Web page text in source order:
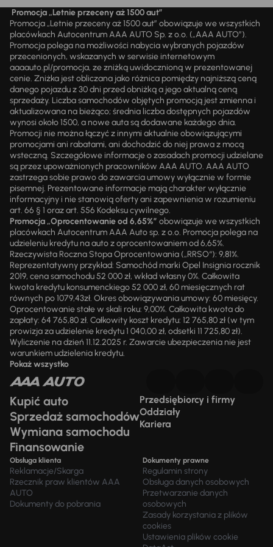
Promocja „Letnie przeceny aż 1500 aut”
Promocja „Letnie przeceny aż 1500 aut” obowiązuje we wszystkich
placówkach Autocentrum AAA AUTO Sp. z o.o. („AAA AUTO”).
Promocja polega na możliwości nabycia wybranych pojazdów
przecenionych, wskazanych w serwisie internetowym
aaaauto.pl/promocja, ze zniżką uwidocznioną w prezentowanej
cenie. Zniżka jest obliczana jako różnica pomiędzy najniższą ceną
danego pojazdu z 30 dni przed obniżką a jego aktualną ceną
sprzedaży. Liczba samochodów objętych promocją jest zmienna i
aktualizowana na bieżąco; średnia liczba dostępnych pojazdów
wynosi około 1500, a nowe auta są dodawane każdego dnia.
Promocji nie można łączyć z innymi aktualnie obowiązującymi
promocjami ani rabatami, ani dochodzić do niej prawa z mocą
wsteczną. Szczegółowe informacje o zasadach promocji udzielane
są przez upoważnionych pracowników AAA AUTO. AAA AUTO
zastrzega sobie prawo do zawarcia umowy wyłącznie w formie
pisemnej. Prezentowane informacje mają charakter wyłącznie
informacyjny i nie stanowią oferty ani zapewnienia w rozumieniu
art. 66 § 1 oraz art. 556 Kodeksu cywilnego.
Promocja „Oprocentowanie od 6,65%” obowiązuje we wszystkich
placówkach Autocentrum AAA Auto sp. z o.o. Promocja polega na
udzieleniu kredytu na auto z oprocentowaniem od 6,65%.
Rzeczywista Roczna Stopa Oprocentowania („RRSO“): 9,81%.
Reprezentatywny przykład: Samochód marki Opel Insignia rocznik
2019, cena samochodu 52 000 zł, wkład własny 0%. Całkowita
kwota kredytu konsumenckiego 52 000 zł, 60 miesięcznych rat
równych po 1079,43zł. Okres obowiązywania umowy: 60 miesięcy.
Oprocentowanie stałe w skali roku: 9,00%. Całkowita kwota do
zapłaty: 64 765,80 zł. Całkowity koszt kredytu: 12 765,80 zł (w tym
prowizja za udzielenie kredytu 1 040,00 zł, odsetki 11 725,80 zł).
Wyliczenie na dzień 11.12.2025 r. Zawarcie ubezpieczenia nie jest
warunkiem udzielenia kredytu.
Pokaż wszystko
Kupić auto
Sprzedaż samochodów
Wymiana samochodu
Finansowanie
Przedsiębiorcy i firmy
Oddziały
Kariera
Obsługa klienta
Reklamacje/Skarga
Rzecznik praw klientów AAA
AUTO
Dokumenty do pobrania
Dokumenty prawne
Regulamin strony
Obsługa danych osobowych
Przetwarzanie danych
osobowych
Zasady korzystania z plików
cookies
Ustawienia plików cookie